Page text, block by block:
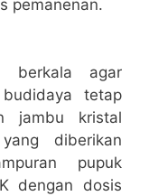
pemanenan.
berkala agar
tetap
jambu kristal
diberikan
pupuk
dengan dosis